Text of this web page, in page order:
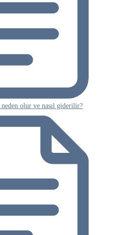
neden olur ve nasıl giderilir?